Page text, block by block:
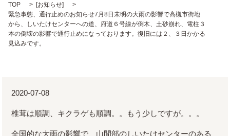
TOP [お知らせ]
緊急事態、通行止めのお知らせ7月8日未明の大雨の影響で高槻市街地
から、しいたけセンターへの道、府道６号線が倒木、土砂崩れ、電柱３
本の倒壊の影響で通行止めになっております。復旧には２、３日かかる
見込みです。
2020-07-08
椎茸は順調、キクラゲも順調。。もう少しですが。。。
全国的な大雨の影響で、山間部のしいたけセンターのある